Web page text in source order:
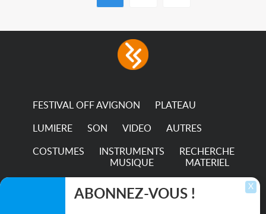
FESTIVAL OFF AVIGNON PLATEAU
LUMIERE SON VIDEO AUTRES
COSTUMES
INSTRUMENTS
MUSIQUE
RECHERCHE
MATERIEL
TRANSPORTS X
ABONNEZ-VOUS !